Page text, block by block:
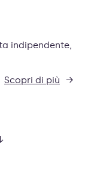
indipendente,
Scopri di più